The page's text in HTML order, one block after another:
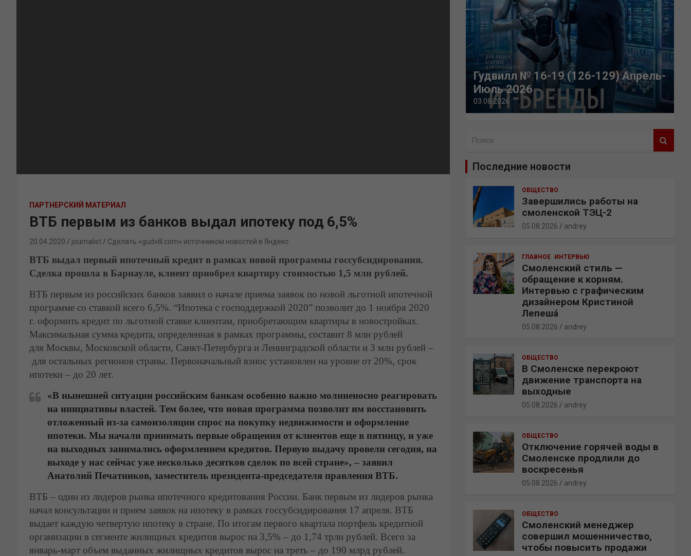
ПАРТНЕРСКИЙ МАТЕРИАЛ
ВТБ первым из банков выдал ипотеку под 6,5%
20.04.2020 journalist Сделать «gudvill.com» источником новостей в Яндекс
ВТБ выдал первый ипотечный кредит в рамках новой программы госсубсидирования.
Сделка прошла в Барнауле, клиент приобрел квартиру стоимостью 1,5 млн рублей.
ВТБ первым из российских банков заявил о начале приема заявок по новой льготной ипотечной
программе со ставкой всего 6,5%. “Ипотека с господдержкой 2020” позволит до 1 ноября 2020
г. оформить кредит по льготной ставке клиентам, приобретающим квартиры в новостройках.
Максимальная сумма кредита, определенная в рамках программы, составит 8 млн рублей
для Москвы, Московской области, Санкт-Петербурга и Ленинградской области и 3 млн рублей –
для остальных регионов страны. Первоначальный взнос установлен на уровне от 20%, срок
ипотеки – до 20 лет.
«В нынешней ситуации российским банкам особенно важно молниеносно реагировать
на инициативы властей. Тем более, что новая программа позволит им восстановить
отложенный из-за самоизоляции спрос на покупку недвижимости и оформление
ипотеки. Мы начали принимать первые обращения от клиентов еще в пятницу, и уже
на выходных занимались оформлением кредитов. Первую выдачу провели сегодня, на
выходе у нас сейчас уже несколько десятков сделок по всей стране», – заявил
Анатолий Печатников, заместитель президента-председателя правления ВТБ.
ВТБ – один из лидеров рынка ипотечного кредитования России. Банк первым из лидеров рынка
начал консультации и прием заявок на ипотеку в рамках госсубсидирования 17 апреля. ВТБ
выдает каждую четвертую ипотеку в стране. По итогам первого квартала портфель кредитной
организации в сегменте жилищных кредитов вырос на 3,5% – до 1,74 трлн рублей. Всего за
январь-март объем выданных жилищных кредитов вырос на треть – до 190 млрд рублей.
Гудвилл № 16-19 (126-129) Апрель-
Июль 2026
03.08.2026
Последние новости
ОБЩЕСТВО
Завершились работы на
смоленской ТЭЦ-2
05.08.2026 andrey
ГЛАВНОЕ ИНТЕРВЬЮ
Смоленский стиль —
обращение к корням.
Интервью с графическим
дизайнером Кристиной
Лепешá
05.08.2026 andrey
ОБЩЕСТВО
В Смоленске перекроют
движение транспорта на
выходные
05.08.2026 andrey
ОБЩЕСТВО
Отключение горячей воды в
Смоленске продлили до
воскресенья
05.08.2026 andrey
ОБЩЕСТВО
Смоленский менеджер
совершил мошенничество,
чтобы повысить продажи